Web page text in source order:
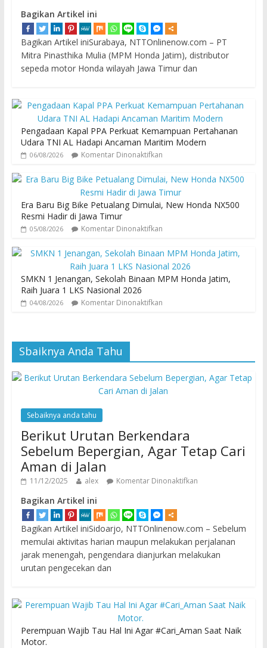
Bagikan Artikel ini
Bagikan Artikel iniSurabaya, NTTOnlinenow.com – PT
Mitra Pinasthika Mulia (MPM Honda Jatim), distributor
sepeda motor Honda wilayah Jawa Timur dan
Pengadaan Kapal PPA Perkuat Kemampuan Pertahanan
Udara TNI AL Hadapi Ancaman Maritim Modern
06/08/2026 Komentar Dinonaktifkan
Era Baru Big Bike Petualang Dimulai, New Honda NX500
Resmi Hadir di Jawa Timur
05/08/2026 Komentar Dinonaktifkan
SMKN 1 Jenangan, Sekolah Binaan MPM Honda Jatim,
Raih Juara 1 LKS Nasional 2026
04/08/2026 Komentar Dinonaktifkan
Sbaiknya Anda Tahu
Sebaiknya anda tahu
Berikut Urutan Berkendara
Sebelum Bepergian, Agar Tetap Cari
Aman di Jalan
11/12/2025 alex Komentar Dinonaktifkan
Bagikan Artikel ini
Bagikan Artikel iniSidoarjo, NTTOnlinenow.com – Sebelum
memulai aktivitas harian maupun melakukan perjalanan
jarak menengah, pengendara dianjurkan melakukan
urutan pengecekan dan
Perempuan Wajib Tau Hal Ini Agar #Cari_Aman Saat Naik
Motor.